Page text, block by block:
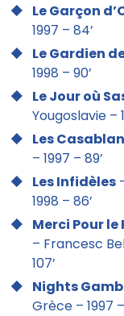
Le Garçon
1997 – 84’
Le Gardien
1998 – 90’
Le Jour où
Yougoslavie –
Les
– 1997 – 89’
Les Infidèles
1998 – 86’
Merci Pour
– Francesc
107’
Nights
Grèce – 1997